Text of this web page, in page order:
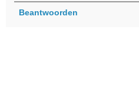
Beantwoorden